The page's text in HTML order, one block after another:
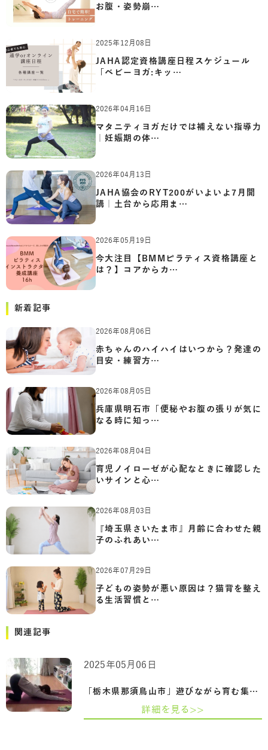
お腹・姿勢崩…
2025年12月08日
JAHA認定資格講座日程スケジュール
「ベビーヨガ:キッ…
2026年04月16日
マタニティヨガだけでは補えない指導力
｜妊娠期の体…
2026年04月13日
JAHA協会のRYT200がいよいよ7月開
講｜土台から応用ま…
2026年05月19日
今大注目【BMMピラティス資格講座と
は？】コアからカ…
新着記事
2026年08月06日
赤ちゃんのハイハイはいつから？発達の
目安・練習方…
2026年08月05日
兵庫県明石市「便秘やお腹の張りが気に
なる時に知っ…
2026年08月04日
育児ノイローゼが心配なときに確認した
いサインと心…
2026年08月03日
『埼玉県さいたま市』月齢に合わせた親
子のふれあい…
2026年07月29日
子どもの姿勢が悪い原因は？猫背を整え
る生活習慣と…
関連記事
「栃木県那須鳥山市」遊びながら育む集中…
2025年05月06日
詳細を見る>>